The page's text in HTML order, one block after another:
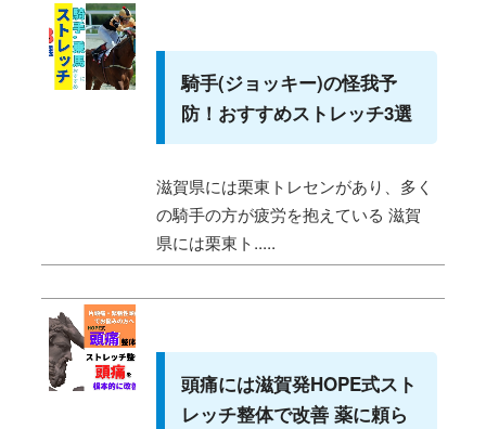
騎手(ジョッキー)の怪我予
防！おすすめストレッチ3選
滋賀県には栗東トレセンがあり、多く
の騎手の方が疲労を抱えている 滋賀
県には栗東ト.....
頭痛には滋賀発HOPE式スト
レッチ整体で改善 薬に頼ら